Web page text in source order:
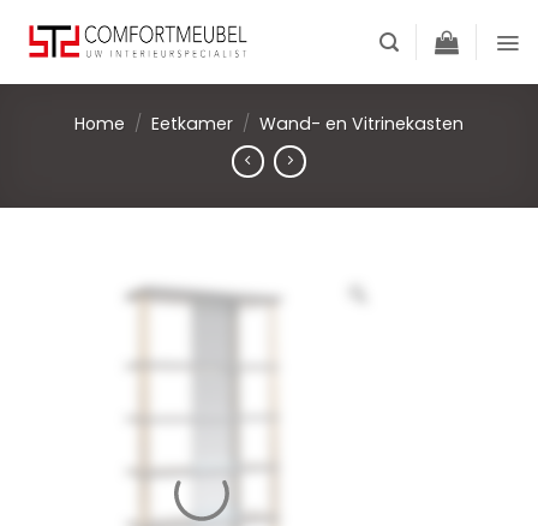
content
Home / Eetkamer / Wand- en Vitrinekasten